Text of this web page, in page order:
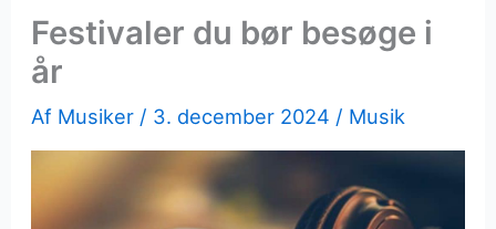
Festivaler du bør besøge i
år
Af Musiker / 3. december 2024 / Musik